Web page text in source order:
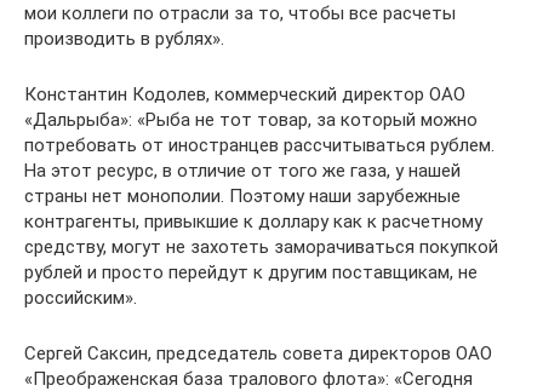
мои коллеги по отрасли за то, чтобы все расчеты
производить в рублях».
Константин Кодолев, коммерческий директор ОАО
«Дальрыба»: «Рыба не тот товар, за который можно
потребовать от иностранцев рассчитываться рублем.
На этот ресурс, в отличие от того же газа, у нашей
страны нет монополии. Поэтому наши зарубежные
контрагенты, привыкшие к доллару как к расчетному
средству, могут не захотеть заморачиваться покупкой
рублей и просто перейдут к другим поставщикам, не
российским».
Сергей Саксин, председатель совета директоров ОАО
«Преображенская база тралового флота»: «Сегодня